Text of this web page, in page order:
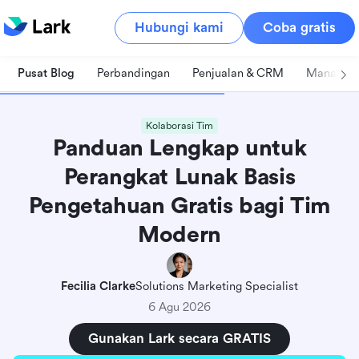
Hubungi kami Coba gratis
Pusat Blog Perbandingan Penjualan & CRM
Kolaborasi Tim
Panduan Lengkap untuk
Perangkat Lunak Basis
Pengetahuan Gratis bagi Tim
Modern
Fecilia ClarkeSolutions Marketing Specialist
6 Agu 2026
Gunakan Lark secara GRATIS